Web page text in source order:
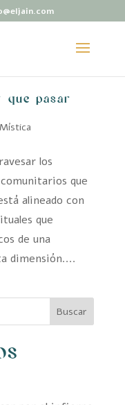
que pasar
Mística
los
que
alineado con
que
de una
dimensión....
Buscar